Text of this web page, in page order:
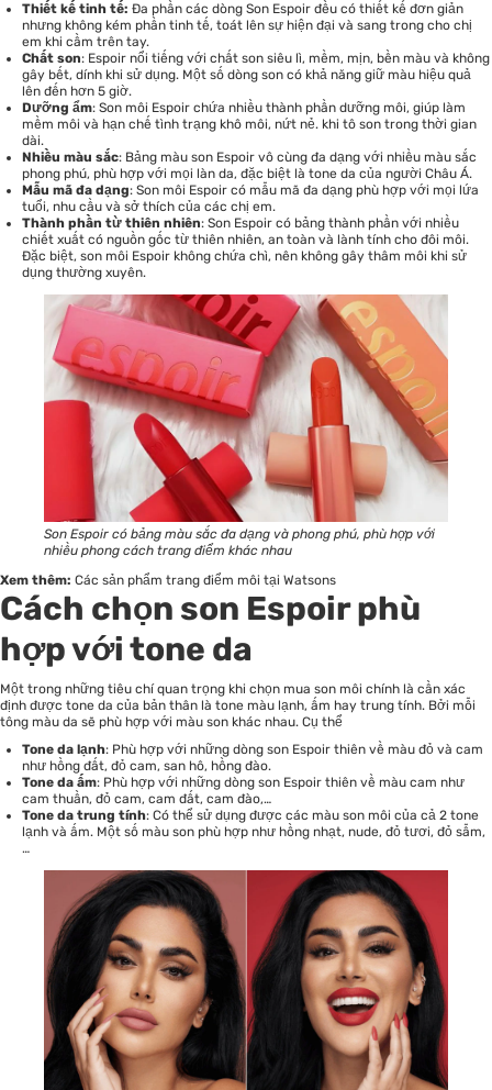
Thiết kế tinh tế: Đa phần các dòng Son Espoir đều có thiết kế đơn giản
nhưng không kém phần tinh tế, toát lên sự hiện đại và sang trong cho chị
em khi cầm trên tay.
Chất son: Espoir nổi tiếng với chất son siêu lì, mềm, mịn, bền màu và không
gây bết, dính khi sử dụng. Một số dòng son có khả năng giữ màu hiệu quả
lên đến hơn 5 giờ.
Dưỡng ẩm: Son môi Espoir chứa nhiều thành phần dưỡng môi, giúp làm
mềm môi và hạn chế tình trạng khô môi, nứt nẻ. khi tô son trong thời gian
dài.
Nhiều màu sắc: Bảng màu son Espoir vô cùng đa dạng với nhiều màu sắc
phong phú, phù hợp với mọi làn da, đặc biệt là tone da của người Châu Á.
Mẫu mã đa dạng: Son môi Espoir có mẫu mã đa dạng phù hợp với mọi lứa
tuổi, nhu cầu và sở thích của các chị em.
Thành phần từ thiên nhiên: Son Espoir có bảng thành phần với nhiều
chiết xuất có nguồn gốc từ thiên nhiên, an toàn và lành tính cho đôi môi.
Đặc biệt, son môi Espoir không chứa chì, nên không gây thâm môi khi sử
dụng thường xuyên.
Son Espoir có bảng màu sắc đa dạng và phong phú, phù hợp với
nhiều phong cách trang điểm khác nhau
Xem thêm: Các sản phẩm trang điểm môi tại Watsons
Cách chọn son Espoir phù
hợp với tone da
Một trong những tiêu chí quan trọng khi chọn mua son môi chính là cần xác
định được tone da của bản thân là tone màu lạnh, ấm hay trung tính. Bởi mỗi
tông màu da sẽ phù hợp với màu son khác nhau. Cụ thể
Tone da lạnh: Phù hợp với những dòng son Espoir thiên về màu đỏ và cam
như hồng đất, đỏ cam, san hô, hồng đào.
Tone da ấm: Phù hợp với những dòng son Espoir thiên về màu cam như
cam thuần, đỏ cam, cam đất, cam đào,…
Tone da trung tính: Có thể sử dụng được các màu son môi của cả 2 tone
lạnh và ấm. Một số màu son phù hợp như hồng nhạt, nude, đỏ tươi, đỏ sẫm,
…